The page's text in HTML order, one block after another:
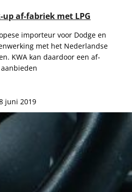
up af-fabriek met LPG
importeur voor Dodge en
met het Nederlandse
KWA kan daardoor een af-
juni 2019